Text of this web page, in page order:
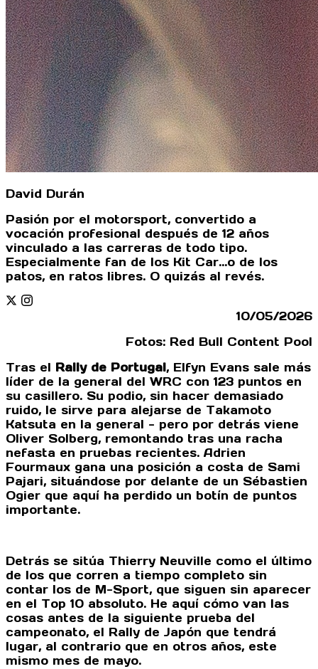
David Durán
Pasión por el motorsport, convertido a
vocación profesional después de 12 años
vinculado a las carreras de todo tipo.
Especialmente fan de los Kit Car...o de los
patos, en ratos libres. O quizás al revés.
Twitter
Instagram
10/05/2026
Fotos: Red Bull Content Pool
Tras el Rally de Portugal, Elfyn Evans sale más
líder de la general del WRC con 123 puntos en
su casillero. Su podio, sin hacer demasiado
ruido, le sirve para alejarse de Takamoto
Katsuta en la general - pero por detrás viene
Oliver Solberg, remontando tras una racha
nefasta en pruebas recientes. Adrien
Fourmaux gana una posición a costa de Sami
Pajari, situándose por delante de un Sébastien
Ogier que aquí ha perdido un botín de puntos
importante.
Detrás se sitúa Thierry Neuville como el último
de los que corren a tiempo completo sin
contar los de M-Sport, que siguen sin aparecer
en el Top 10 absoluto. He aquí cómo van las
cosas antes de la siguiente prueba del
campeonato, el Rally de Japón que tendrá
lugar, al contrario que en otros años, este
mismo mes de mayo.